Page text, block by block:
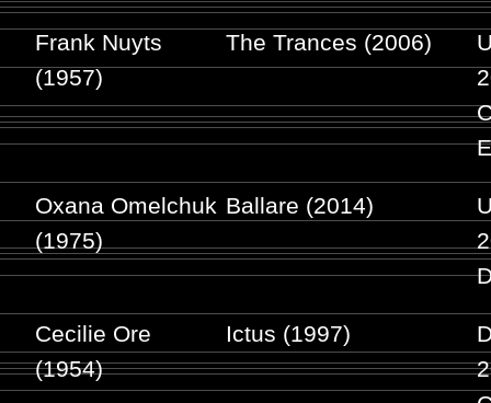
Frank Nuyts
(1957)
The Trances (2006)
Oxana Omelchuk
(1975)
Ballare (2014)
Cecilie Ore
(1954)
Ictus (1997)